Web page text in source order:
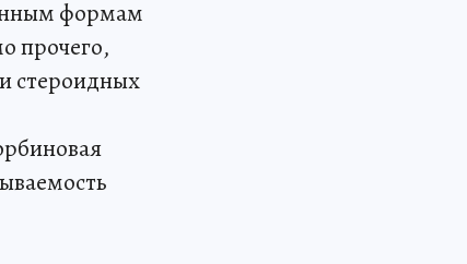
формам
прочего,
стероидных